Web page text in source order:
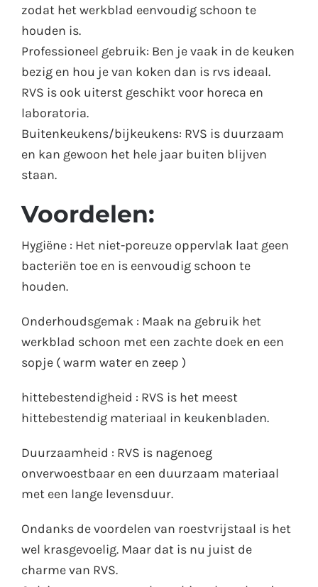
zodat het werkblad eenvoudig schoon te
houden is.
Professioneel gebruik: Ben je vaak in de keuken
bezig en hou je van koken dan is rvs ideaal.
RVS is ook uiterst geschikt voor horeca en
laboratoria.
Buitenkeukens/bijkeukens: RVS is duurzaam
en kan gewoon het hele jaar buiten blijven
staan.
Voordelen:
Hygiëne : Het niet-poreuze oppervlak laat geen
bacteriën toe en is eenvoudig schoon te
houden.
Onderhoudsgemak : Maak na gebruik het
werkblad schoon met een zachte doek en een
sopje ( warm water en zeep )
hittebestendigheid : RVS is het meest
hittebestendig materiaal in keukenbladen.
Duurzaamheid : RVS is nagenoeg
onverwoestbaar en een duurzaam materiaal
met een lange levensduur.
Ondanks de voordelen van roestvrijstaal is het
wel krasgevoelig. Maar dat is nu juist de
charme van RVS.